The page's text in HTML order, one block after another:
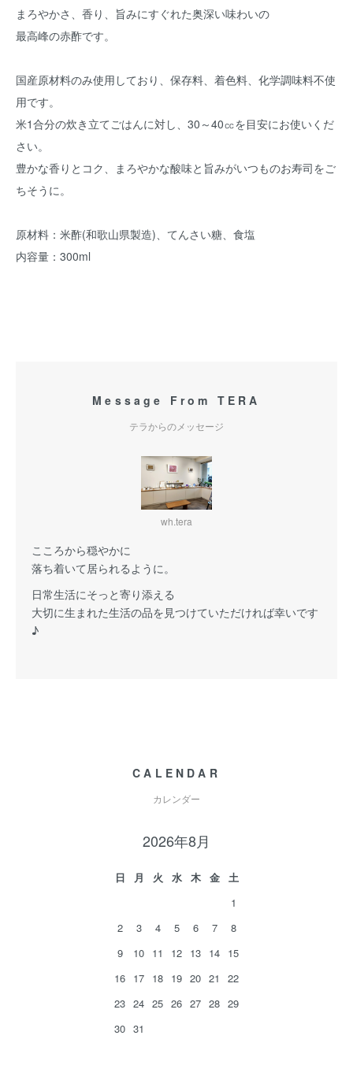
まろやかさ、香り、旨みにすぐれた奥深い味わいの
最高峰の赤酢です。
国産原材料のみ使用しており、保存料、着色料、化学調味料不使
用です。
米1合分の炊き立てごはんに対し、30～40㏄を目安にお使いくだ
さい。
豊かな香りとコク、まろやかな酸味と旨みがいつものお寿司をご
ちそうに。
原材料：米酢(和歌山県製造)、てんさい糖、食塩
内容量：300ml
Message From TERA
テラからのメッセージ
wh.tera
こころから穏やかに
落ち着いて居られるように。
日常生活にそっと寄り添える
大切に生まれた生活の品を見つけていただければ幸いです
♪
CALENDAR
カレンダー
2026年8月
日 月 火 水 木 金
土
1
2
3 4 5 6 7
8
9
10 11 12 13 14 15
16 17 18 19 20 21
22
23 24 25 26 27 28 29
30 31